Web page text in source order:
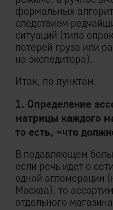
формальных
следствием
ситуаций (типа
потерей груза или
на экспедитора).
Итак, по пунктам.
1. Определение
матрицы каждого
то есть, «что
В подавляющем
если речь идет о
одной агломерации
Москва), то
отдельного